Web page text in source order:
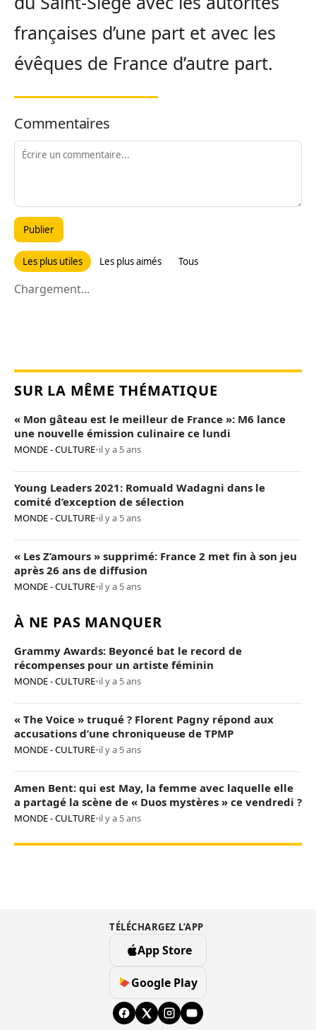
françaises d’une part et avec les
évêques de France d’autre part.
Commentaires
Publier
Les plus utiles Les plus aimés Tous
Chargement...
SUR LA MÊME THÉMATIQUE
« Mon gâteau est le meilleur de France »: M6 lance
une nouvelle émission culinaire ce lundi
MONDE - CULTURE•il y a 5 ans
Young Leaders 2021: Romuald Wadagni dans le
comité d’exception de sélection
MONDE - CULTURE•il y a 5 ans
« Les Z’amours » supprimé: France 2 met fin à son jeu
après 26 ans de diffusion
MONDE - CULTURE•il y a 5 ans
À NE PAS MANQUER
Grammy Awards: Beyoncé bat le record de
récompenses pour un artiste féminin
MONDE - CULTURE•il y a 5 ans
« The Voice » truqué ? Florent Pagny répond aux
accusations d’une chroniqueuse de TPMP
MONDE - CULTURE•il y a 5 ans
Amen Bent: qui est May, la femme avec laquelle elle
a partagé la scène de « Duos mystères » ce vendredi ?
MONDE - CULTURE•il y a 5 ans
TÉLÉCHARGEZ L’APP
App Store
Google Play